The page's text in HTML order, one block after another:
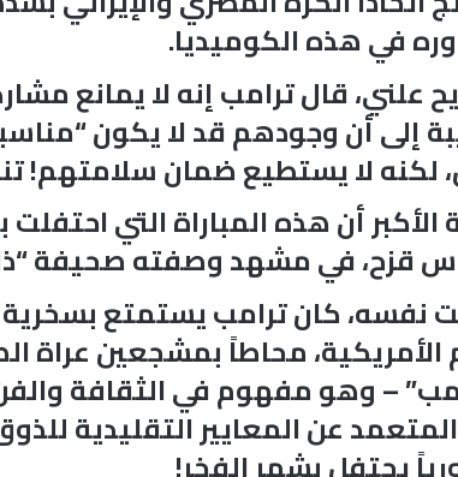
في هذه الكوميديا.
علني، قال ترامب إنه لا يمانع
إلى أن وجودهم قد لا يكون
لكنه لا يستطيع ضمان
الأكبر أن هذه المباراة التي
في مشهد وصفته صحيفة “ذا سيتي هيرالد” في 26 يونيو
نفسه، كان ترامب يستمتع
الأمريكية، محاطاً بمشجعين عراة
– وهو مفهوم في الثقافة والفن
المتعمد عن المعايير التقليدية